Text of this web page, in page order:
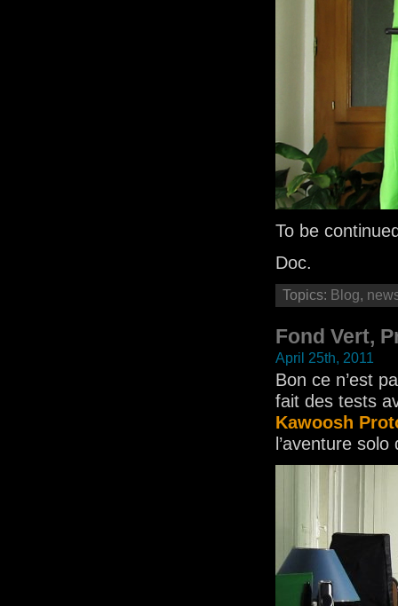
To be
Doc.
Topics: Blog,
Fond Vert,
April 25th, 2011
Bon ce n’est
fait des tests
Kawoosh
l’aventure